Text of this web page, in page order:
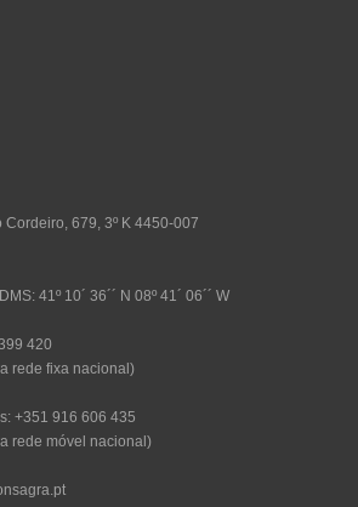
Cordeiro, 679, 3º K 4450-007
41º 10´ 36´´ N 08º 41´ 06´´ W
420
rede fixa nacional)
+351 916 606 435
rede móvel nacional)